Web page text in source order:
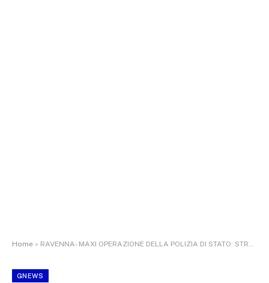
Home » RAVENNA- MAXI OPERAZIONE DELLA POLIZIA DI STATO: STREET BULLYING, SGOMINATA BANDA FAENTINA.
GNEWS